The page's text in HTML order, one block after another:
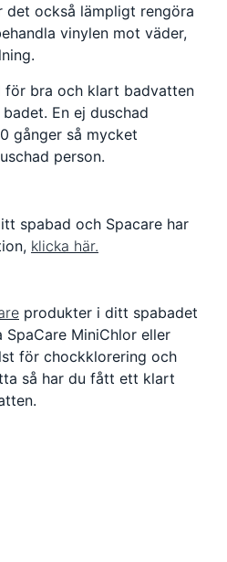
det också lämpligt rengöra
vinylen mot väder,
för bra och klart badvatten
En ej duschad
gånger så mycket
person.
spabad och Spacare har
klicka här.
produkter i ditt spabadet
MiniChlor eller
för chockklorering och
så har du fått ett klart